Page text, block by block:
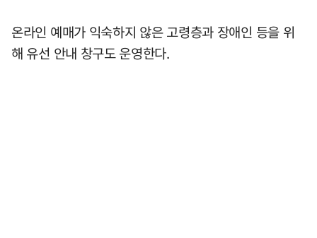
온라인 예매가 익숙하지 않은 고령층과 장애인 등을 위
해 유선 안내 창구도 운영한다.